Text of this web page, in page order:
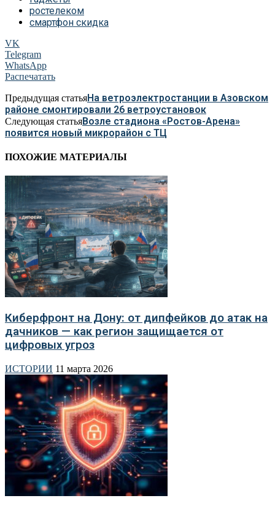
ростелеком
смартфон скидка
VK
Telegram
WhatsApp
Распечатать
Предыдущая статьяНа ветроэлектростанции в Азовском
районе смонтировали 26 ветроустановок
Следующая статьяВозле стадиона «Ростов-Арена»
появится новый микрорайон с ТЦ
ПОХОЖИЕ МАТЕРИАЛЫ
Киберфронт на Дону: от дипфейков до атак на
дачников — как регион защищается от
цифровых угроз
ИСТОРИИ 11 марта 2026